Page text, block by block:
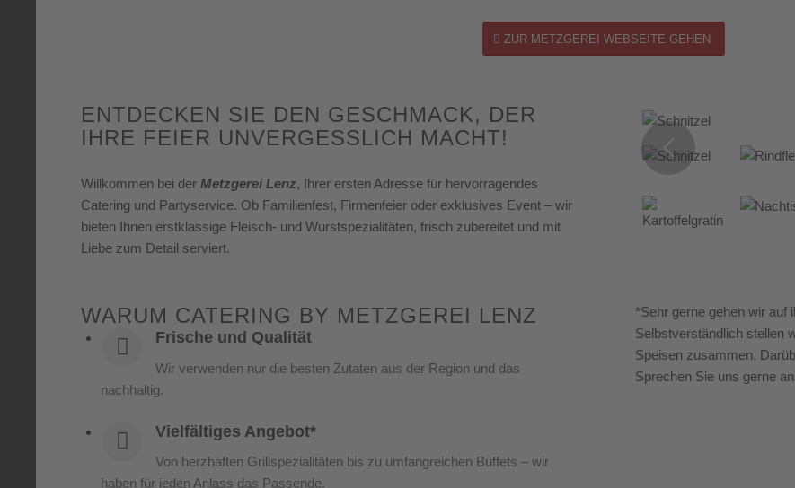
ZUR METZGEREI WEBSEITE GEHEN
ENTDECKEN SIE DEN GESCHMACK, DER
IHRE FEIER UNVERGESSLICH MACHT!
Willkommen bei der Metzgerei Lenz, Ihrer ersten Adresse für hervorragendes
Catering und Partyservice. Ob Familienfest, Firmenfeier oder exklusives Event – wir
bieten Ihnen erstklassige Fleisch- und Wurstspezialitäten, frisch zubereitet und mit
Liebe zum Detail serviert.
WARUM CATERING BY METZGEREI LENZ
Frische und Qualität
Wir verwenden nur die besten Zutaten aus der Region und das
nachhaltig.
Vielfältiges Angebot*
Von herzhaften Grillspezialitäten bis zu umfangreichen Buffets – wir
haben für jeden Anlass das Passende.
*Sehr gerne gehen wir auf
Selbstverständlich stellen
Speisen zusammen.
Sprechen Sie uns gerne